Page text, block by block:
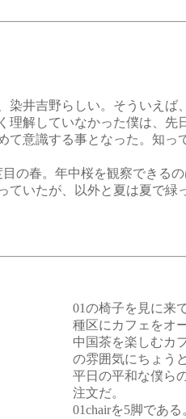
染井吉野らしい。そういえば
理解していなかった僕は、先
て意識する事となった。知っ
の春。年中桜を観察できる
ていたが、以外と夏は夏で緑
01の椅子を見に来
種区にカフェをオ
中国茶を楽しむカ
の雰囲気にちょう
平日の平和な僕ら
注文だ。
01chairを5脚である